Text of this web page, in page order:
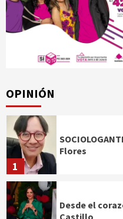
OPINIÓN
1
Flores
Desde el
Castillo